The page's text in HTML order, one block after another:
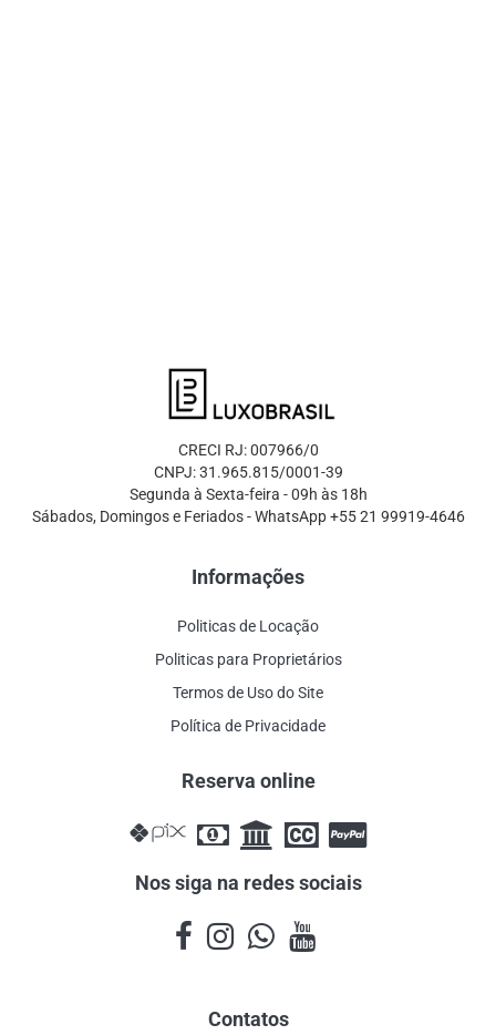
CRECI RJ: 007966/0
CNPJ: 31.965.815/0001-39
Segunda à Sexta-feira - 09h às 18h
Sábados, Domingos e Feriados - WhatsApp +55 21 99919-4646
Informações
Politicas de Locação
Politicas para Proprietários
Termos de Uso do Site
Política de Privacidade
Reserva online
Nos siga na redes sociais
Contatos